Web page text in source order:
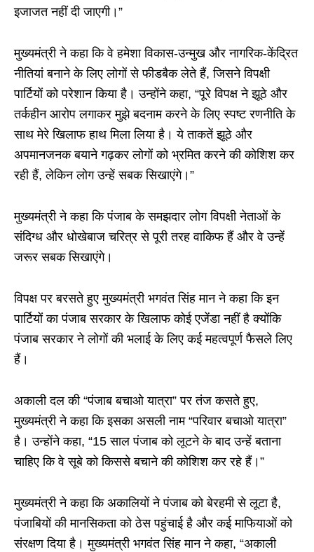
इजाजत नहीं दी जाएगी।”
मुख्यमंत्री ने कहा कि वे हमेशा विकास-उन्मुख और नागरिक-केंद्रित
नीतियां बनाने के लिए लोगों से फीडबैक लेते हैं, जिसने विपक्षी
पार्टियों को परेशान किया है। उन्होंने कहा, “पूरे विपक्ष ने झूठे और
तर्कहीन आरोप लगाकर मुझे बदनाम करने के लिए स्पष्ट रणनीति के
साथ मेरे खिलाफ हाथ मिला लिया है। ये ताकतें झूठे और
अपमानजनक बयाने गढ़कर लोगों को भ्रमित करने की कोशिश कर
रही हैं, लेकिन लोग उन्हें सबक सिखाएंगे।”
मुख्यमंत्री ने कहा कि पंजाब के समझदार लोग विपक्षी नेताओं के
संदिग्ध और धोखेबाज चरित्र से पूरी तरह वाकिफ हैं और वे उन्हें
जरूर सबक सिखाएंगे।
विपक्ष पर बरसते हुए मुख्यमंत्री भगवंत सिंह मान ने कहा कि इन
पार्टियों का पंजाब सरकार के खिलाफ कोई एजेंडा नहीं है क्योंकि
पंजाब सरकार ने लोगों की भलाई के लिए कई महत्वपूर्ण फैसले लिए
हैं।
अकाली दल की “पंजाब बचाओ यात्रा” पर तंज कसते हुए,
मुख्यमंत्री ने कहा कि इसका असली नाम “परिवार बचाओ यात्रा”
है। उन्होंने कहा, “15 साल पंजाब को लूटने के बाद उन्हें बताना
चाहिए कि वे सूबे को किससे बचाने की कोशिश कर रहे हैं।”
मुख्यमंत्री ने कहा कि अकालियों ने पंजाब को बेरहमी से लूटा है,
पंजाबियों की मानसिकता को ठेस पहुंचाई है और कई माफियाओं को
संरक्षण दिया है। मुख्यमंत्री भगवंत सिंह मान ने कहा, “अकाली